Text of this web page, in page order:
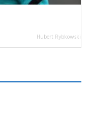
Hubert Rybkowski